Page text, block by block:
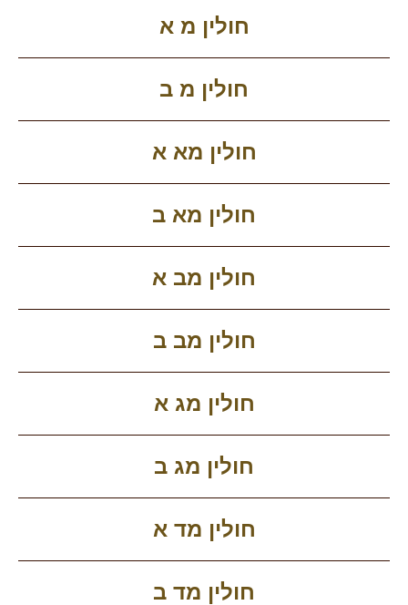
חולין מ א
חולין מ ב
חולין מא א
חולין מא ב
חולין מב א
חולין מב ב
חולין מג א
חולין מג ב
חולין מד א
חולין מד ב